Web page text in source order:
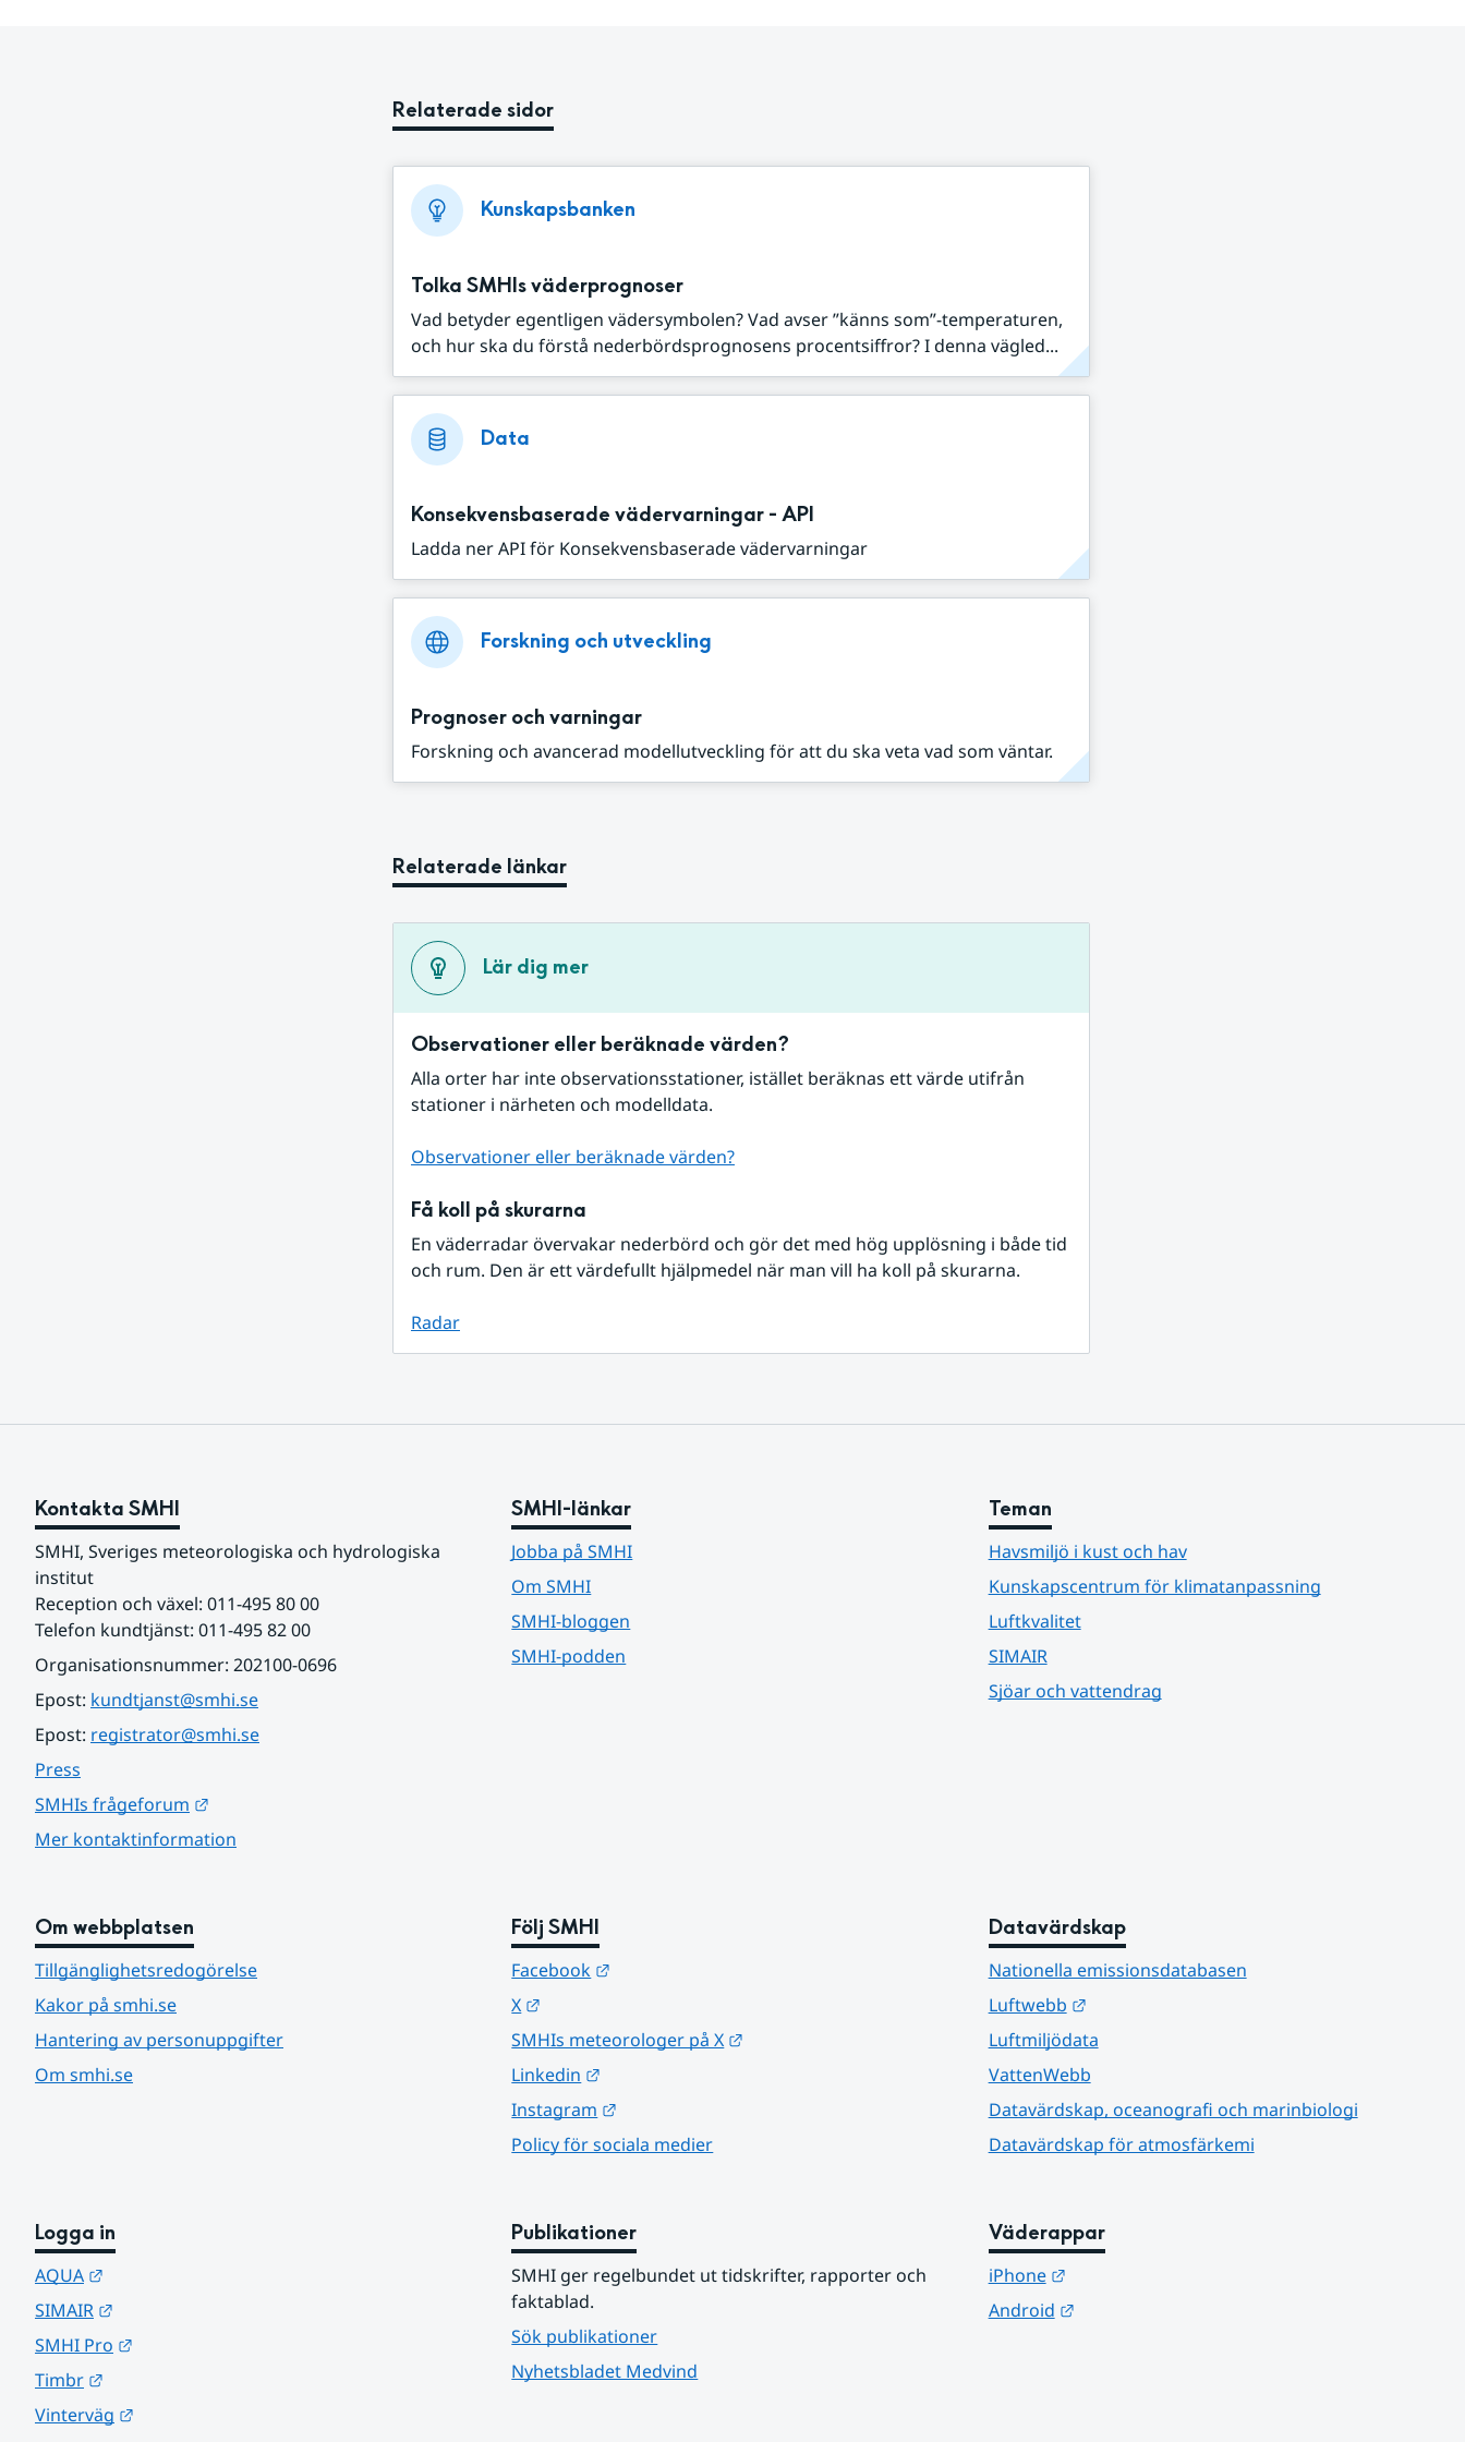
Relaterade sidor
Kunskapsbanken
Tolka SMHIs väderprognoser
Vad betyder egentligen vädersymbolen? Vad avser ”känns som”-temperaturen,
och hur ska du förstå nederbördsprognosens procentsiffror? I denna vägled...
Data
Konsekvensbaserade vädervarningar - API
Ladda ner API för Konsekvensbaserade vädervarningar
Forskning och utveckling
Prognoser och varningar
Forskning och avancerad modellutveckling för att du ska veta vad som väntar.
Relaterade länkar
Lär dig mer
Observationer eller beräknade värden?
Alla orter har inte observationsstationer, istället beräknas ett värde utifrån
stationer i närheten och modelldata.
Observationer eller beräknade värden?
Få koll på skurarna
En väderradar övervakar nederbörd och gör det med hög upplösning i både tid
och rum. Den är ett värdefullt hjälpmedel när man vill ha koll på skurarna.
Radar
Kontakta SMHI
SMHI, Sveriges meteorologiska och hydrologiska
institut
Reception och växel: 011-495 80 00
Telefon kundtjänst: 011-495 82 00
Organisationsnummer: 202100-0696
Epost: kundtjanst@smhi.se
Epost: registrator@smhi.se
Press
SMHIs frågeforum
Mer kontaktinformation
SMHI-länkar
Jobba på SMHI
Om SMHI
SMHI-bloggen
SMHI-podden
Teman
Havsmiljö i kust och hav
Kunskapscentrum för klimatanpassning
Luftkvalitet
SIMAIR
Sjöar och vattendrag
Om webbplatsen
Tillgänglighetsredogörelse
Kakor på smhi.se
Hantering av personuppgifter
Om smhi.se
Följ SMHI
Facebook
X
SMHIs meteorologer på X
Linkedin
Instagram
Policy för sociala medier
Datavärdskap
Nationella emissionsdatabasen
Luftwebb
Länk till annan webbplats.
Luftmiljödata
VattenWebb
Datavärdskap, oceanografi och marinbiologi
Datavärdskap för atmosfärkemi
Logga in
AQUA
SIMAIR
SMHI Pro
Timbr
Vinterväg
Publikationer
SMHI ger regelbundet ut tidskrifter, rapporter och
faktablad.
Sök publikationer
Nyhetsbladet Medvind
Väderappar
iPhone
Länk till annan webbplats.
Android
Länk till annan webbplats.